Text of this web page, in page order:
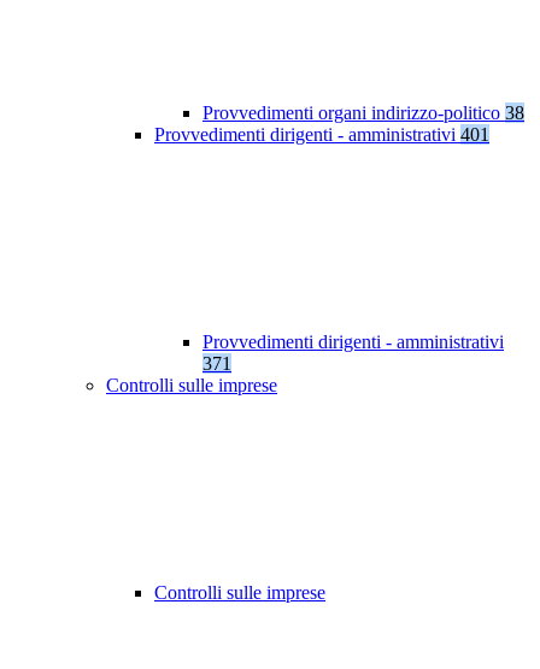
Provvedimenti organi indirizzo-politico 38
Provvedimenti dirigenti - amministrativi 401
Provvedimenti dirigenti - amministrativi
371
Controlli sulle imprese
Controlli sulle imprese